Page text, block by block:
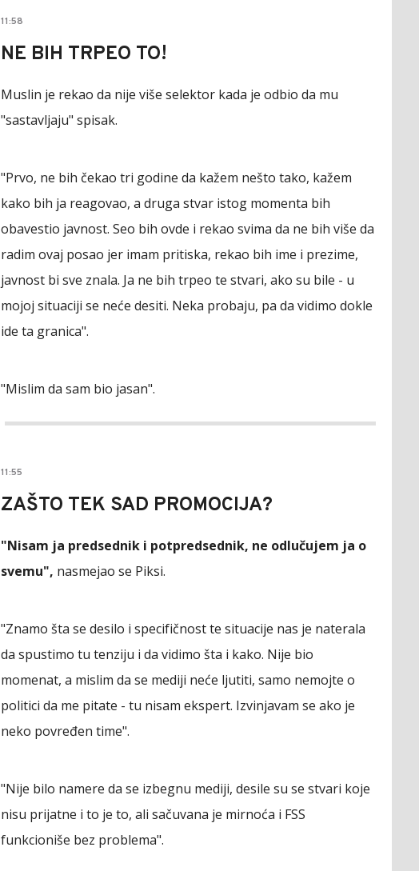
11:58
NE BIH TRPEO TO!
Muslin je rekao da nije više selektor kada je odbio da mu
"sastavljaju" spisak.
"Prvo, ne bih čekao tri godine da kažem nešto tako, kažem
kako bih ja reagovao, a druga stvar istog momenta bih
obavestio javnost. Seo bih ovde i rekao svima da ne bih više da
radim ovaj posao jer imam pritiska, rekao bih ime i prezime,
javnost bi sve znala. Ja ne bih trpeo te stvari, ako su bile - u
mojoj situaciji se neće desiti. Neka probaju, pa da vidimo dokle
ide ta granica".
"Mislim da sam bio jasan".
11:55
ZAŠTO TEK SAD PROMOCIJA?
"Nisam ja predsednik i potpredsednik, ne odlučujem ja o
svemu", nasmejao se Piksi.
"Znamo šta se desilo i specifičnost te situacije nas je naterala
da spustimo tu tenziju i da vidimo šta i kako. Nije bio
momenat, a mislim da se mediji neće ljutiti, samo nemojte o
politici da me pitate - tu nisam ekspert. Izvinjavam se ako je
neko povređen time".
"Nije bilo namere da se izbegnu mediji, desile su se stvari koje
nisu prijatne i to je to, ali sačuvana je mirnoća i FSS
funkcioniše bez problema".